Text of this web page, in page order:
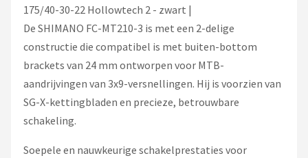
Shimano
Cortina
175/40-30-22 Hollowtech 2 - zwart |
De SHIMANO FC-MT210-3 is met een 2-delige
constructie die compatibel is met buiten-bottom
brackets van 24 mm ontworpen voor MTB-
aandrijvingen van 3x9-versnellingen. Hij is voorzien van
SG-X-kettingbladen en precieze, betrouwbare
schakeling.
Soepele en nauwkeurige schakelprestaties voor